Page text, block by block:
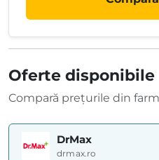
Oferte disponibile
Compară prețurile din
DrMax
drmax.ro